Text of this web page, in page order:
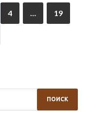
4 … 19